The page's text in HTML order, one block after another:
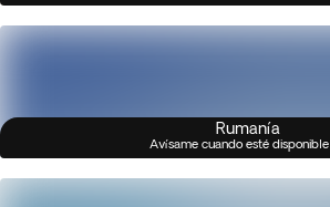
Rumanía
Avísame cuando esté disponible